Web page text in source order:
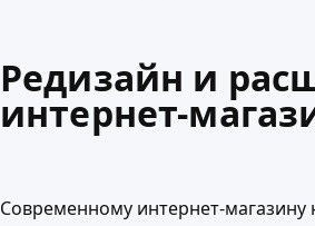
Редизайн и
интернет-
Современному интернет-магазину